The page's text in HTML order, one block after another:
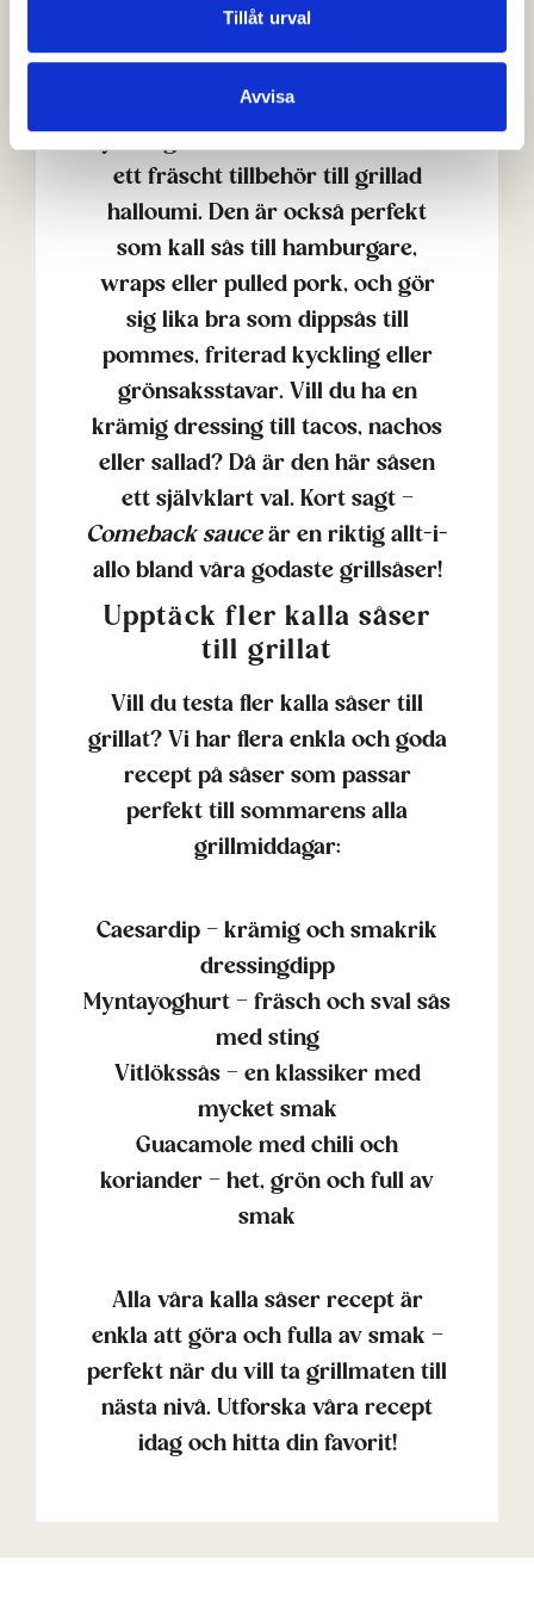
Tillåt urval
Avvisa
det mesta.Comeback sauce
fungerar utmärkt som sås till stekt
ett fräscht tillbehör till grillad
halloumi. Den är också perfekt
som kall sås till hamburgare,
wraps eller pulled pork, och gör
sig lika bra som dippsås till
pommes, friterad kyckling eller
grönsaksstavar. Vill du ha en
krämig dressing till tacos, nachos
eller sallad? Då är den här såsen
ett självklart val. Kort sagt –
Comeback sauceär en riktig allt-i-
allo bland våra godaste grillsåser!
Upptäck fler kalla såser
till grillat
Vill du testa fler kalla såser till
grillat? Vi har flera enkla och goda
recept på såser som passar
perfekt till sommarens alla
grillmiddagar:
Caesardip – krämig och smakrik
dressingdipp
Myntayoghurt – fräsch och sval sås
med sting
Vitlökssås – en klassiker med
mycket smak
Guacamole med chili och
koriander – het, grön och full av
smak
Alla våra kalla såser recept är
enkla att göra och fulla av smak –
perfekt när du vill ta grillmaten till
nästa nivå. Utforska våra recept
idag och hitta din favorit!